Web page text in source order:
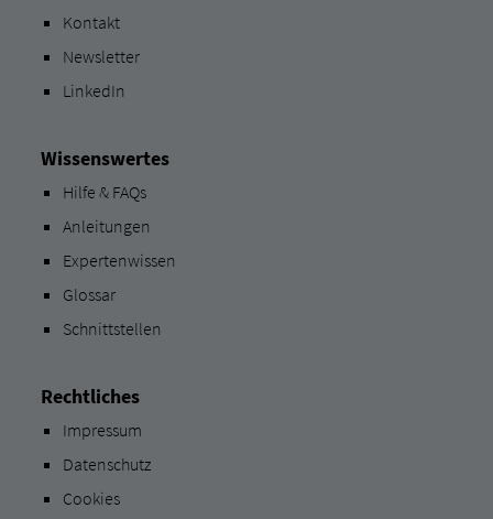
Kontakt
Newsletter
LinkedIn
Wissenswertes
Hilfe & FAQs
Anleitungen
Expertenwissen
Glossar
Schnittstellen
Rechtliches
Impressum
Datenschutz
Cookies